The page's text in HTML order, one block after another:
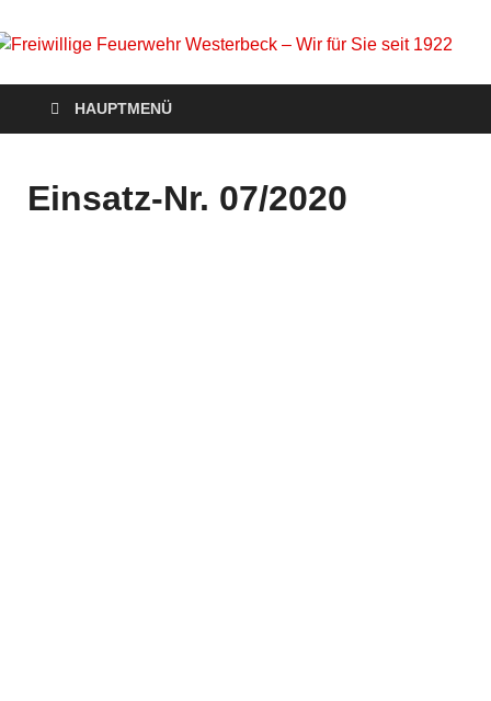
Freiwillige Feuerwehr
Westerbeck – Wir für
Sie seit 1922
Homepage der Freiwilligen Feuerwehr Westerbeck: Aktuelles,
Veranstaltungen, Einsätze, Unsere Wehr, Jugendfeuerwehr,
Mach mit!
HAUPTMENÜ
Einsatz-Nr. 07/2020